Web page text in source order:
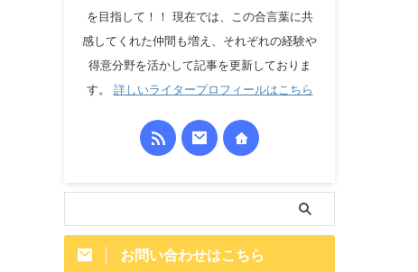
を目指して！！ 現在では、この合言葉に共
感してくれた仲間も増え、それぞれの経験や
得意分野を活かして記事を更新しておりま
す。 詳しいライタープロフィールはこちら
お問い合わせはこちら